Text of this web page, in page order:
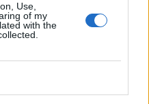
Use,
of my
with the
νότια της
26 άτομα
26 άτομα
νότια της Γαύδου
Νέα αποχώρηση... από την